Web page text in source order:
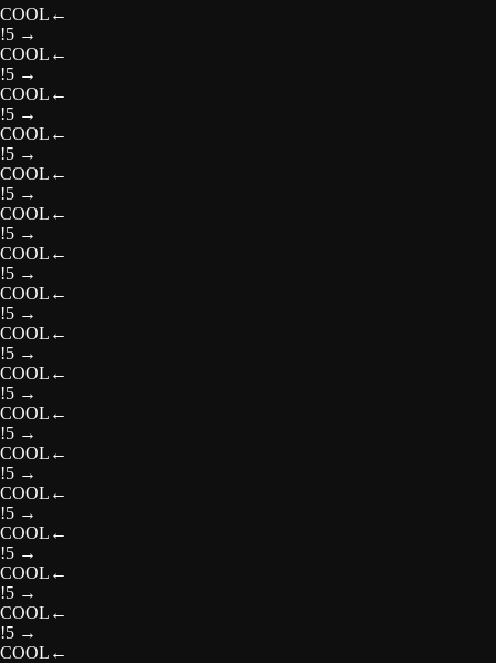
COOL ←
!5 →
COOL ←
!5 →
COOL ←
!5 →
COOL ←
!5 →
COOL ←
!5 →
COOL ←
!5 →
COOL ←
!5 →
COOL ←
!5 →
COOL ←
!5 →
COOL ←
!5 →
COOL ←
!5 →
COOL ←
!5 →
COOL ←
!5 →
COOL ←
!5 →
COOL ←
!5 →
COOL ←
!5 →
COOL ←